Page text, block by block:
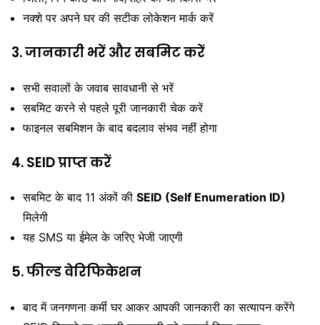
नक्शे पर अपने घर की सटीक लोकेशन मार्क करें
3. जानकारी भरें और सबमिट करें
सभी सवालों के जवाब सावधानी से भरें
सबमिट करने से पहले पूरी जानकारी चेक करें
फाइनल सबमिशन के बाद बदलाव संभव नहीं होगा
4. SEID प्राप्त करें
सबमिट के बाद 11 अंकों की SEID (Self Enumeration ID)
मिलेगी
यह SMS या ईमेल के जरिए भेजी जाएगी
5. फील्ड वेरिफिकेशन
बाद में जनगणना कर्मी घर आकर आपकी जानकारी का सत्यापन करेंगे